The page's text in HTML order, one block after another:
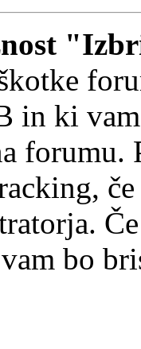
in ki
forumu.
bo